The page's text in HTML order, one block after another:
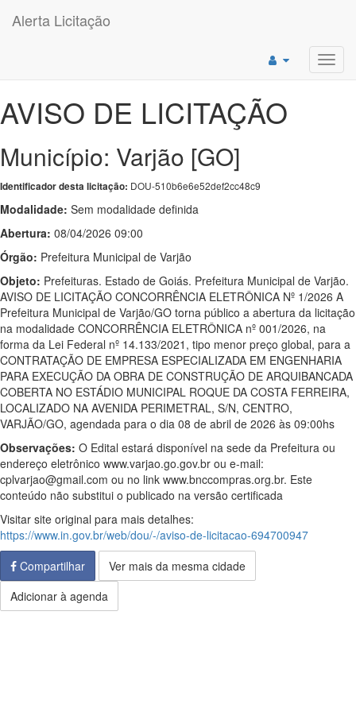
Alerta Licitação
AVISO DE LICITAÇÃO
Município: Varjão [GO]
Identificador desta licitação: DOU-510b6e6e52def2cc48c9
Modalidade: Sem modalidade definida
Abertura: 08/04/2026 09:00
Órgão: Prefeitura Municipal de Varjão
Objeto: Prefeituras. Estado de Goiás. Prefeitura Municipal de Varjão.
AVISO DE LICITAÇÃO CONCORRÊNCIA ELETRÔNICA Nº 1/2026 A
Prefeitura Municipal de Varjão/GO torna público a abertura da licitação
na modalidade CONCORRÊNCIA ELETRÔNICA nº 001/2026, na
forma da Lei Federal nº 14.133/2021, tipo menor preço global, para a
CONTRATAÇÃO DE EMPRESA ESPECIALIZADA EM ENGENHARIA
PARA EXECUÇÃO DA OBRA DE CONSTRUÇÃO DE ARQUIBANCADA
COBERTA NO ESTÁDIO MUNICIPAL ROQUE DA COSTA FERREIRA,
LOCALIZADO NA AVENIDA PERIMETRAL, S/N, CENTRO,
VARJÃO/GO, agendada para o dia 08 de abril de 2026 às 09:00hs
Observações: O Edital estará disponível na sede da Prefeitura ou
endereço eletrônico www.varjao.go.gov.br ou e-mail:
cplvarjao@gmail.com ou no link www.bnccompras.org.br. Este
conteúdo não substitui o publicado na versão certificada
Visitar site original para mais detalhes:
https://www.in.gov.br/web/dou/-/aviso-de-licitacao-694700947
Compartilhar
Ver mais da mesma cidade
Adicionar à agenda